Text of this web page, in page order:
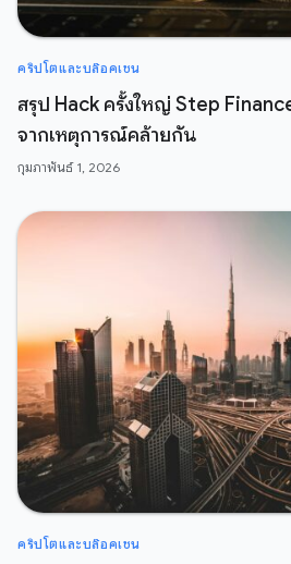
คริปโตและบล๊อคเชน
สรุป Hack ครั้งใหญ่ Step
จากเหตุการณ์คล้ายกัน
กุมภาพันธ์ 1, 2026
คริปโตและบล๊อคเชน